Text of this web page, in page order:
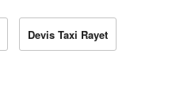
Devis Taxi Rayet